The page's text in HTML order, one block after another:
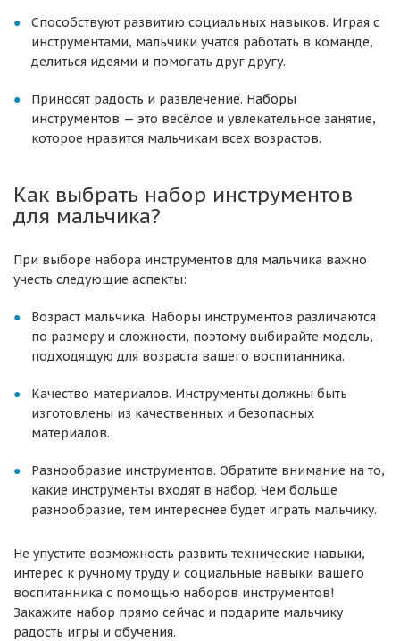
Способствуют развитию социальных навыков. Играя с
инструментами, мальчики учатся работать в команде,
делиться идеями и помогать друг другу.
Приносят радость и развлечение. Наборы
инструментов — это весёлое и увлекательное занятие,
которое нравится мальчикам всех возрастов.
Как выбрать набор инструментов
для мальчика?
При выборе набора инструментов для мальчика важно
учесть следующие аспекты:
Возраст мальчика. Наборы инструментов различаются
по размеру и сложности, поэтому выбирайте модель,
подходящую для возраста вашего воспитанника.
Качество материалов. Инструменты должны быть
изготовлены из качественных и безопасных
материалов.
Разнообразие инструментов. Обратите внимание на то,
какие инструменты входят в набор. Чем больше
разнообразие, тем интереснее будет играть мальчику.
Не упустите возможность развить технические навыки,
интерес к ручному труду и социальные навыки вашего
воспитанника с помощью наборов инструментов!
Закажите набор прямо сейчас и подарите мальчику
радость игры и обучения.